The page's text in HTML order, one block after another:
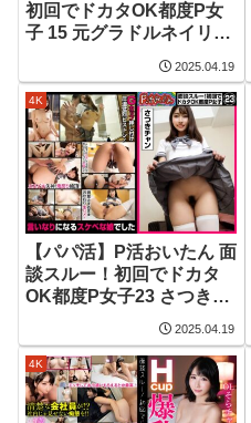
初回でドカタOK都度P女
子 15 元グラドルネイリス
2025.04.19
4K
【パパ活】P活おいたん 面
談スルー！初回でドカタ
OK都度P女子23 さつきチ
2025.04.19
4K